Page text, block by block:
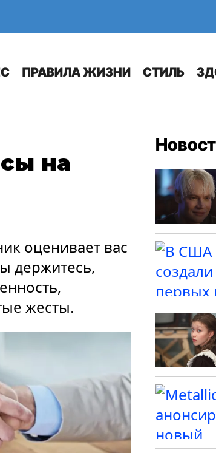
ПРАВИЛА ЖИЗНИ СТИЛЬ
на
оценивает вас
держитесь,
жесты.